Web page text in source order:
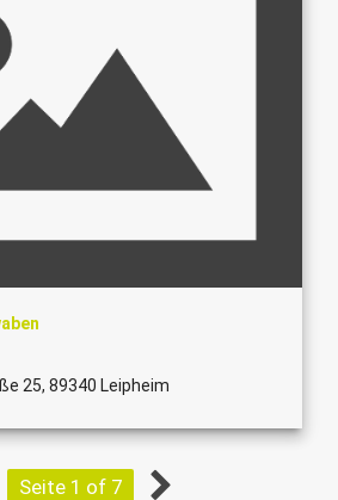
25, 89340 Leipheim
Seite 1 of 7